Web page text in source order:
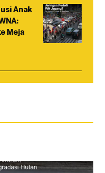
Anak
Meja